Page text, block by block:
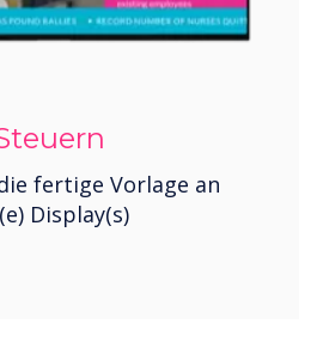
fertige Vorlage an
Display(s)